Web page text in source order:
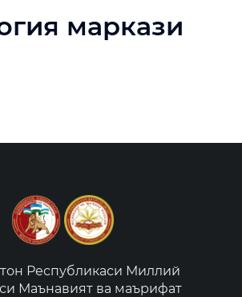
маркази
Республикаси Миллий
Маънавият ва маърифат